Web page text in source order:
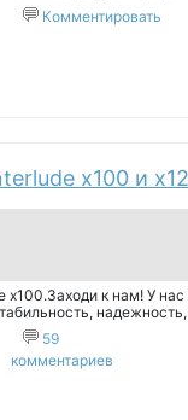
Комментировать
x100 и
x100.Заходи к нам! У
59
комментариев